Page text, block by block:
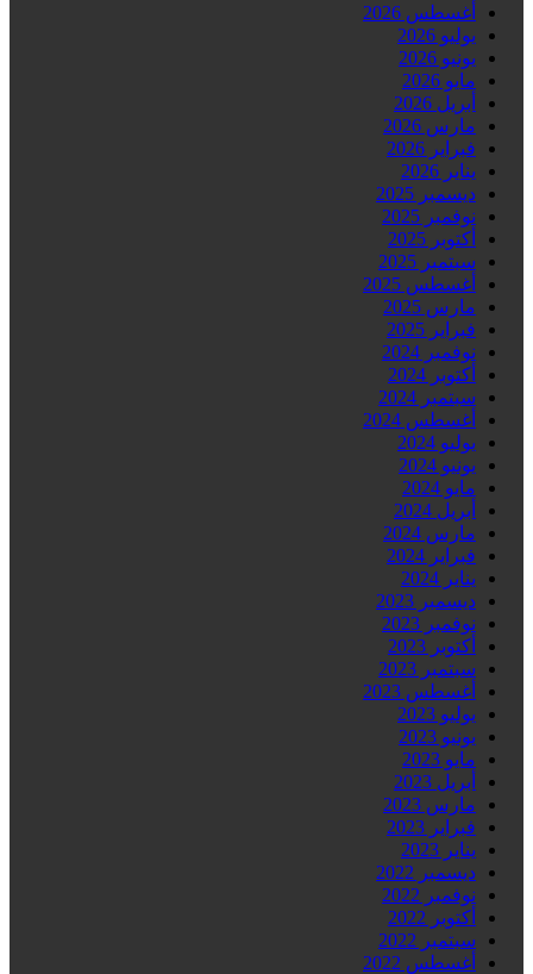
أغسطس 2026
يوليو 2026
يونيو 2026
مايو 2026
أبريل 2026
مارس 2026
فبراير 2026
يناير 2026
ديسمبر 2025
نوفمبر 2025
أكتوبر 2025
سبتمبر 2025
أغسطس 2025
مارس 2025
فبراير 2025
نوفمبر 2024
أكتوبر 2024
سبتمبر 2024
أغسطس 2024
يوليو 2024
يونيو 2024
مايو 2024
أبريل 2024
مارس 2024
فبراير 2024
يناير 2024
ديسمبر 2023
نوفمبر 2023
أكتوبر 2023
سبتمبر 2023
أغسطس 2023
يوليو 2023
يونيو 2023
مايو 2023
أبريل 2023
مارس 2023
فبراير 2023
يناير 2023
ديسمبر 2022
نوفمبر 2022
أكتوبر 2022
سبتمبر 2022
أغسطس 2022